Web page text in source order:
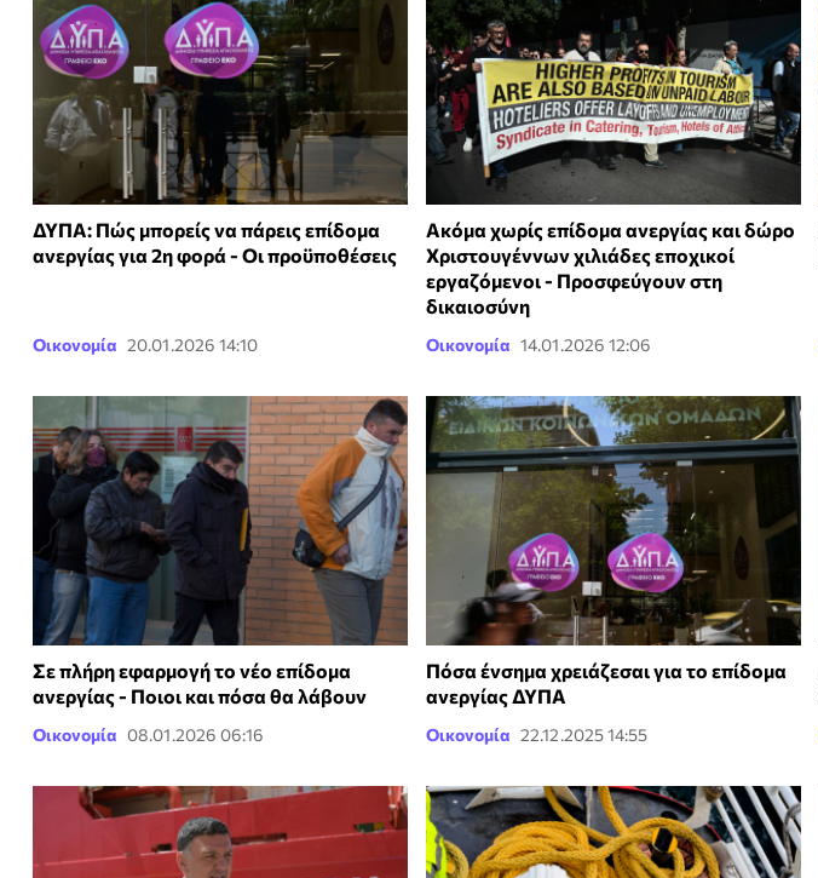
ΔΥΠΑ: Πώς μπορείς να πάρεις επίδομα
ανεργίας για 2η φορά - Οι προϋποθέσεις
Οικονομία 20.01.2026 14:10
Ακόμα χωρίς επίδομα ανεργίας και δώρο
Χριστουγέννων χιλιάδες εποχικοί
εργαζόμενοι - Προσφεύγουν στη
δικαιοσύνη
Οικονομία 14.01.2026 12:06
Σε πλήρη εφαρμογή το νέο επίδομα
ανεργίας - Ποιοι και πόσα θα λάβουν
Οικονομία 08.01.2026 06:16
Πόσα ένσημα χρειάζεσαι για το επίδομα
ανεργίας ΔΥΠΑ
Οικονομία 22.12.2025 14:55